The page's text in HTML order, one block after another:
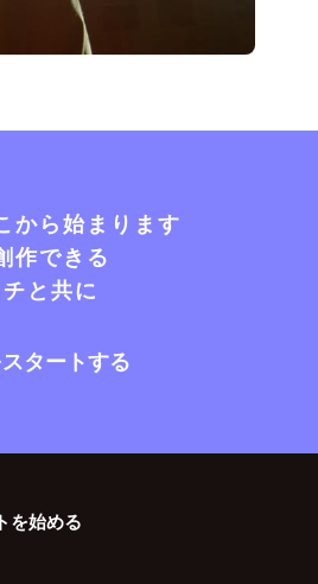
から始まります
作できる
と共に
タートする
を始める